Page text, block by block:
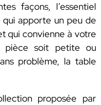
façons, l’essentiel
apporte un peu de
qui convienne à votre
pièce soit petite ou
problème, la table
proposée par